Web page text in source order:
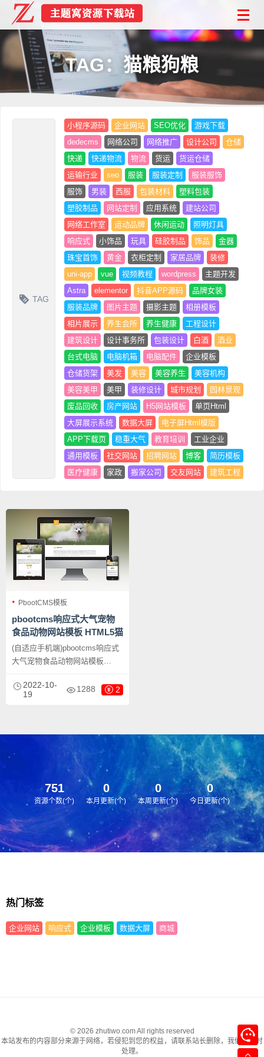
TAG：猫粮狗粮
TAG
小程序源码 企业网站 SEO优化
游戏下载
dedecms
网络公司 网络推广 设计公司
仓储
快递
快递物流 物流 货运
货运仓储
运输行业
seo 服装 服装定制
服装服饰
服饰
男装 西服 包装材料
塑料包装
塑胶制品
网站定制 应用系统
建站公司
网络工作室
运动品牌 休闲运动
照明灯具
响应式
小饰品 玩具 硅胶制品 饰品
金器
珠宝首饰
黄金 衣柜定制 家居品牌
装修
uni-app
vue 视频教程 wordpress
主题开发
Astra
elementor 抖音APP源码
品牌女装
服装品牌
图片主题 摄影主题
相册模板
相片展示
养生会所 养生健康
工程设计
建筑设计
设计事务所 包装设计 白酒
酒业
台式电脑
电脑机箱 电脑配件
企业模板
仓储货架
美发 美容 美容养生
美容机构
美容美甲
美甲 装修设计 城市规划
园林景观
废品回收
房产网站 H5网站模板
单页Html
大屏展示系统
数据大屏
电子屏Html模版
APP下载页
稳重大气 教育培训
工业企业
通用模板
社交网站 招聘网站 博客
简历模板
医疗健康
家政 搬家公司 交友网站 建筑工程
PbootCMS模板
pbootcms响应式大气宠物
食品动物网站模板 HTML5猫
粮狗粮网站源码下载
(自适应手机端)pbootcms响应式
大气宠物食品动物网站模板
PbootCMS内核开发的网站模
板，该模板适用于宠物粮食网
字图片换成其他行业的即可；
2022-10-
19
1288 2
751
资源个数(个)
0
本月更新(个)
0
本周更新(个)
0
今日更新(个)
热门标签
企业网站 响应式 企业模板 数据大屏 商城
© 2026 zhutiwo.com All rights reserved
本站发布的内容部分来源于网络，若侵犯到您的权益，请联系站长删除，我们将及时
处理。